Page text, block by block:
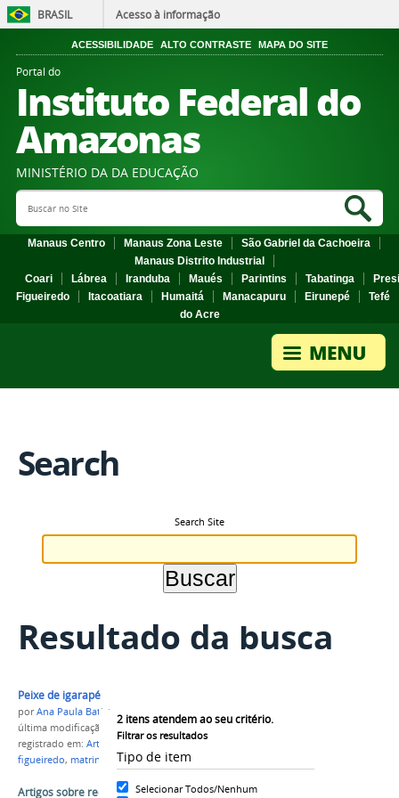
BRASIL Acesso à informação
ACESSIBILIDADE ALTO CONTRASTE MAPA DO SITE
Portal do
Instituto Federal do
Amazonas
MINISTÉRIO DA DA EDUCAÇÃO
Search Site
Manaus Centro Manaus Zona Leste
São Gabriel da Cachoeira
Manaus Distrito Industrial
Coari
Lábrea Iranduba Maués Parintins Tabatinga
Figueiredo
Itacoatiara Humaitá Manacapuru Eirunepé
Tefé
do Acre
Search
Search Site
Resultado da busca
2 itens atendem ao seu critério.
Filtrar os resultados
Tipo de item
Selecionar Todos/Nenhum
Peixe de igarapé
porAna Paula Batista
última modificação
em 17/07/2015 14h57
registrado em: Artigo , pesca ,aquicultura,
figueiredo, matrinxã NUPA
Artigos sobre recursos pesqueiros amazônicos